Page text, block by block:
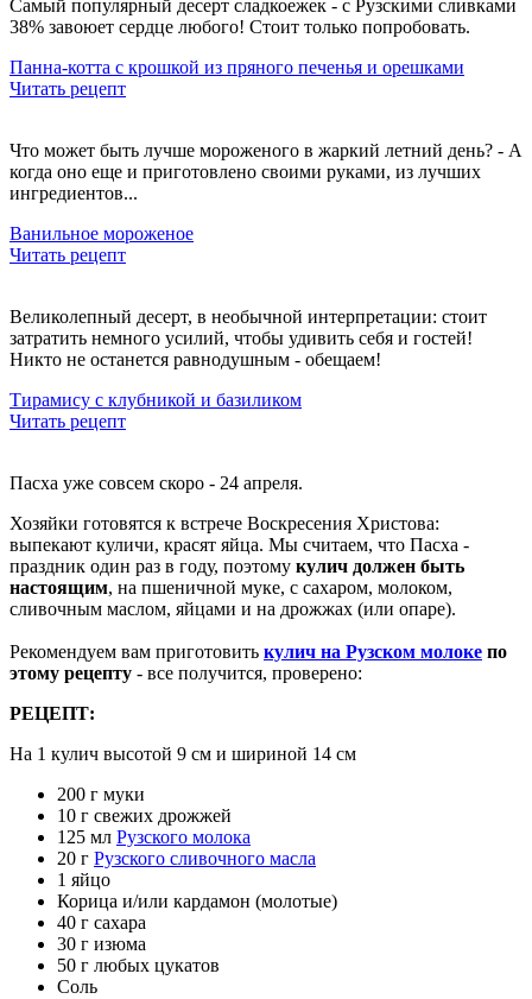
Самый популярный десерт сладкоежек - с Рузскими сливками
38% завоюет сердце любого! Стоит только попробовать.
Панна-котта с крошкой из пряного печенья и орешками
Читать рецепт
Что может быть лучше мороженого в жаркий летний день? - А
когда оно еще и приготовлено своими руками, из лучших
ингредиентов...
Ванильное мороженое
Читать рецепт
Великолепный десерт, в необычной интерпретации: стоит
затратить немного усилий, чтобы удивить себя и гостей!
Никто не останется равнодушным - обещаем!
Тирамису с клубникой и базиликом
Читать рецепт
Пасха уже совсем скоро - 24 апреля.
Хозяйки готовятся к встрече Воскресения Христова:
выпекают куличи, красят яйца. Мы считаем, что Пасха -
праздник один раз в году, поэтому кулич должен быть
настоящим, на пшеничной муке, с сахаром, молоком,
сливочным маслом, яйцами и на дрожжах (или опаре).
Рекомендуем вам приготовить кулич на Рузском молоке по
этому рецепту - все получится, проверено:
РЕЦЕПТ:
На 1 кулич высотой 9 см и шириной 14 см
200 г муки
10 г свежих дрожжей
125 мл Рузского молока
20 г Рузского сливочного масла
1 яйцо
Корица и/или кардамон (молотые)
40 г сахара
30 г изюма
50 г любых цукатов
Соль